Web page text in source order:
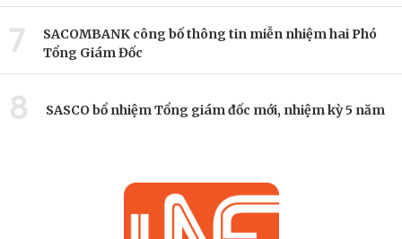
7
SACOMBANK công bố thông tin miễn nhiệm hai Phó
Tổng Giám Đốc
8 SASCO bổ nhiệm Tổng giám đốc mới, nhiệm kỳ 5 năm